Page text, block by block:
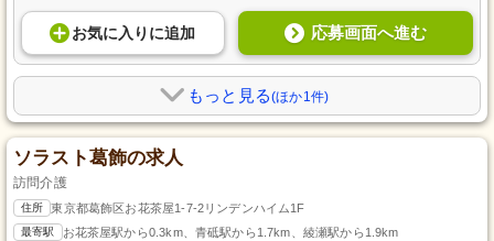
お気に入り に追加 応募画面へ進む
もっと見る(ほか1件)
ソラスト葛飾の求人
訪問介護
住所 東京都葛飾区お花茶屋1-7-2リンデンハイム1F
最寄駅 お花茶屋駅から0.3km、青砥駅から1.7km、綾瀬駅から1.9km